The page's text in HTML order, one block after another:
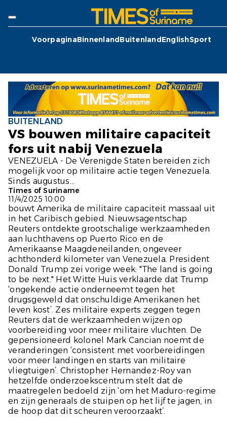
VoorpaginaBinnenlandBuitenlandEnglishSport
BUITENLAND
VS bouwen militaire capaciteit
fors uit nabij Venezuela
VENEZUELA - De Verenigde Staten bereiden zich
mogelijk voor op militaire actie tegen Venezuela.
Sinds augustus...
Times of Suriname
11/4/2025 10:00
bouwt Amerika de militaire capaciteit massaal uit
in het Caribisch gebied. Nieuwsagentschap
Reuters ontdekte grootschalige werkzaamheden
aan luchthavens op Puerto Rico en de
Amerikaanse Maagdeneilanden, ongeveer
achthonderd kilometer van Venezuela. President
Donald Trump zei vorige week: "The land is going
to be next." Het Witte Huis verklaarde dat Trump
‘ongekende actie onderneemt tegen het
drugsgeweld dat onschuldige Amerikanen het
leven kost’. Zes militaire experts zeggen tegen
Reuters dat de werkzaamheden wijzen op
voorbereiding voor meer militaire vluchten. De
gepensioneerd kolonel Mark Cancian noemt de
veranderingen ‘consistent met voorbereidingen
voor meer landingen en starts van militaire
vliegtuigen’. Christopher Hernandez-Roy van
hetzelfde onderzoekscentrum stelt dat de
maatregelen bedoeld zijn ‘om het Maduro-regime
en zijn generaals de stuipen op het lijf te jagen, in
de hoop dat dit scheuren veroorzaakt’.